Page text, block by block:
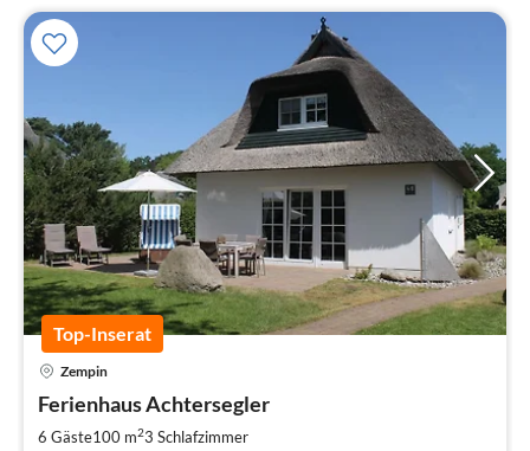
Top-Inserat
Zempin
Ferienhaus Achtersegler
6 Gäste100 m23 Schlafzimmer